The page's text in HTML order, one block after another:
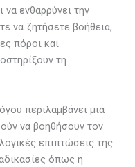
ενθαρρύνει την
να ζητήσετε βοήθεια,
πόροι και
τη
περιλαμβάνει μια
να βοηθήσουν τον
επιπτώσεις της
όπως η